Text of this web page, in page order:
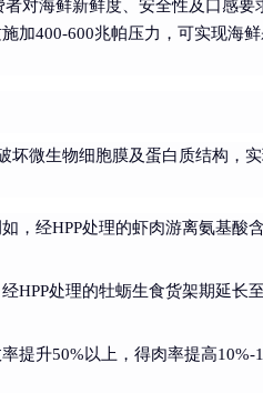
对海鲜新鲜度、安全性及口感要
加400-600兆帕压力，可实现海
坏微生物细胞膜及蛋白质结构，
，经HPP处理的虾肉游离氨基酸
HPP处理的牡蛎生食货架期延长
提升50%以上，得肉率提高10%-